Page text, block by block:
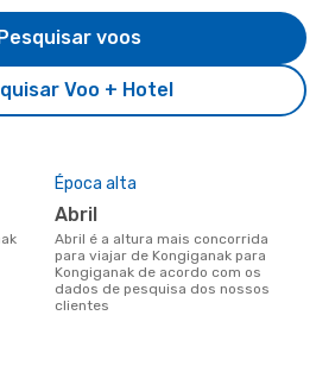
Voo + Hotel
voos
Época alta
abril
abril é a altura mais concorrida
para viajar de Kongiganak para
Kongiganak de acordo com os
dados de pesquisa dos nossos
clientes